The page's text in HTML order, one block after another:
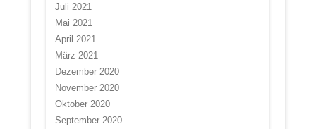
Juli 2021
Mai 2021
April 2021
März 2021
Dezember 2020
November 2020
Oktober 2020
September 2020